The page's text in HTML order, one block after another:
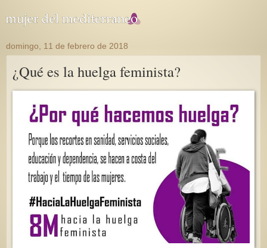
domingo, 11 de febrero de 2018
¿Qué es la huelga feminista?